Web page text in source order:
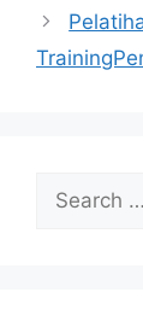
Search
for: